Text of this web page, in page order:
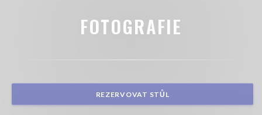
FOTOGRAFIE
REZERVOVAT STŮL